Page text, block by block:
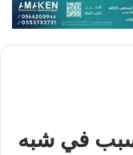
في شبه